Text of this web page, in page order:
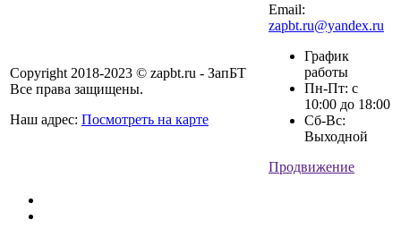
Copyright 2018-2023 © zapbt.ru - ЗапБТ
Все права защищены.
Наш адрес: Посмотреть на карте
Email:
zapbt.ru@yandex.ru
График
работы
Пн-Пт: с
10:00 до 18:00
Сб-Вс:
Выходной
Продвижение